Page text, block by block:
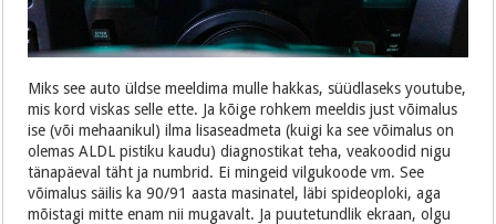
Miks see auto üldse meeldima mulle hakkas, süüdlaseks youtube,
mis kord viskas selle ette. Ja kõige rohkem meeldis just võimalus
ise (või mehaanikul) ilma lisaseadmeta (kuigi ka see võimalus on
olemas ALDL pistiku kaudu) diagnostikat teha, veakoodid nigu
tänapäeval täht ja numbrid. Ei mingeid vilgukoode vm. See
võimalus säilis ka 90/91 aasta masinatel, läbi spideoploki, aga
mõistagi mitte enam nii mugavalt. Ja puutetundlik ekraan, olgu